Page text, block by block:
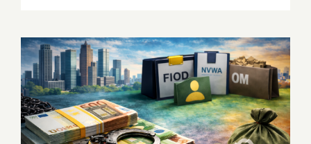
Wet op de Economische Delicten:
alles wat je moet weten!